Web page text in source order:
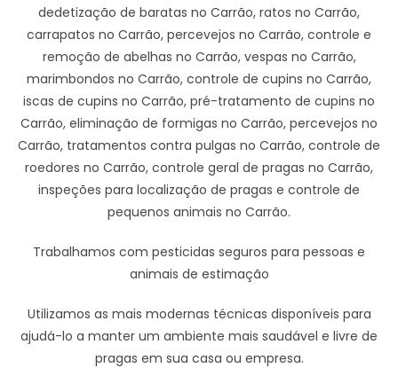
dedetização de baratas no Carrão, ratos no Carrão,
carrapatos no Carrão, percevejos no Carrão, controle e
remoção de abelhas no Carrão, vespas no Carrão,
marimbondos no Carrão, controle de cupins no Carrão,
iscas de cupins no Carrão, pré-tratamento de cupins no
Carrão, eliminação de formigas no Carrão, percevejos no
Carrão, tratamentos contra pulgas no Carrão, controle de
roedores no Carrão, controle geral de pragas no Carrão,
inspeções para localização de pragas e controle de
pequenos animais no Carrão.
Trabalhamos com pesticidas seguros para pessoas e
animais de estimação
Utilizamos as mais modernas técnicas disponíveis para
ajudá-lo a manter um ambiente mais saudável e livre de
pragas em sua casa ou empresa.